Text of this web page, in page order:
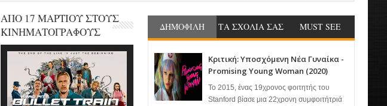
ΔΗΜΟΦΙΛΗ ΤΑ ΣΧΟΛΙΑ ΣΑΣ MUST SEE
Κριτική: Υποσχόμενη Νέα Γυναίκα -
Promising Young Woman (2020)
Το 2015, ένας 19χρονος φοιτητής του
Stanford βίασε μια 22χρονη συμφοιτήτριά
ΑΠΟ 17 ΜΑΡΤΙΟΥ ΣΤΟΥΣ
ΚΙΝΗΜΑΤΟΓΡΑΦΟΥΣ